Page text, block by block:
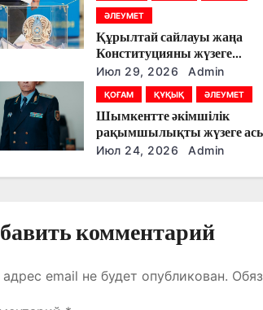
ӘЛЕУМЕТ
Құрылтай сайлауы жаңа
Конституцияны жүзеге
асырудың алғашқы кезеңі
болады
Июл 29, 2026 Admin
ҚОҒАМ ҚҰҚЫҚ ӘЛЕУМЕТ
Шымкентте әкімшілік
рақымшылықты жүзеге
қорытындылары
Июл 24, 2026 Admin
комментарий
email не будет опубликован.